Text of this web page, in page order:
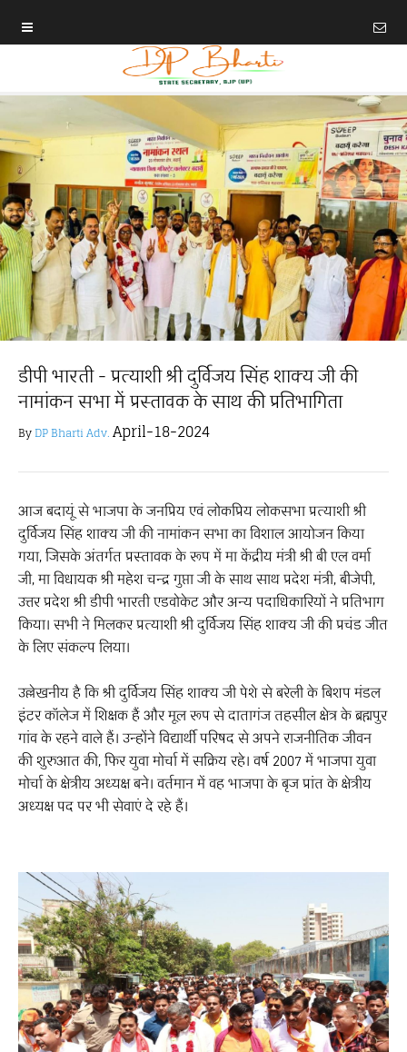
डीपी भारती - प्रत्याशी श्री दुर्विजय सिंह शाक्य जी की
नामांकन सभा में प्रस्तावक के साथ की प्रतिभागिता
ByDP Bharti Adv.April-18-2024
आज बदायूं से भाजपा के जनप्रिय एवं लोकप्रिय लोकसभा प्रत्याशी श्री
दुर्विजय सिंह शाक्य जी की नामांकन सभा का विशाल आयोजन किया
गया, जिसके अंतर्गत प्रस्तावक के रूप में मा केंद्रीय मंत्री श्री बी एल वर्मा
जी, मा विधायक श्री महेश चन्द्र गुप्ता जी के साथ साथ प्रदेश मंत्री, बीजेपी,
उत्तर प्रदेश श्री डीपी भारती एडवोकेट और अन्य पदाधिकारियों ने प्रतिभाग
किया। सभी ने मिलकर प्रत्याशी श्री दुर्विजय सिंह शाक्य जी की प्रचंड जीत
के लिए संकल्प लिया।
उल्लेखनीय है कि श्री दुर्विजय सिंह शाक्य जी पेशे से बरेली के बिशप मंडल
इंटर कॉलेज में शिक्षक हैं और मूल रूप से दातागंज तहसील क्षेत्र के ब्रह्मपुर
गांव के रहने वाले हैं। उन्होंने विद्यार्थी परिषद से अपने राजनीतिक जीवन
की शुरुआत की, फिर युवा मोर्चा में सक्रिय रहे। वर्ष 2007 में भाजपा युवा
मोर्चा के क्षेत्रीय अध्यक्ष बने। वर्तमान में वह भाजपा के बृज प्रांत के क्षेत्रीय
अध्यक्ष पद पर भी सेवाएं दे रहे हैं।